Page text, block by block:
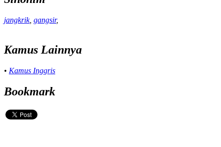
jangkrik, gangsir,
Kamus Lainnya
• Kamus Inggris
Bookmark